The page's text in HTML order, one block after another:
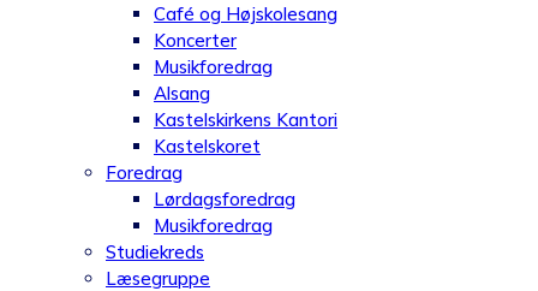
Café og Højskolesang
Koncerter
Musikforedrag
Alsang
Kastelskirkens Kantori
Kastelskoret
Foredrag
Lørdagsforedrag
Musikforedrag
Studiekreds
Læsegruppe